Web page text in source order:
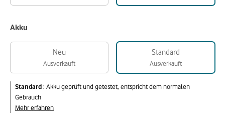
Akku
Neu
Ausverkauft
Standard
Ausverkauft
Standard: Akku geprüft und getestet, entspricht dem normalen
Gebrauch
Mehr erfahren